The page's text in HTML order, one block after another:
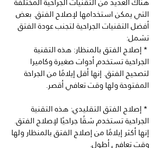
التي يمكن استخدامها لإصلاح الفتق. بعض
أفضل التقنيات الجراحية لتجنب عودة الفتق
تشمل:
* إصلاح الفتق بالمنظار: هذه التقنية
الجراحية تستخدم أدوات صغيرة وكاميرا
لتصحيح الفتق. إنها أقل إيلامًا من الجراحة
المفتوحة ولها وقت تعافي أقصر.
* إصلاح الفتق التقليدي: هذه التقنية
الجراحية تستخدم شقًا جراحيًا لإصلاح الفتق.
إنها أكثر إيلامًا من إصلاح الفتق بالمنظار ولها
وقت تعافي أطول.